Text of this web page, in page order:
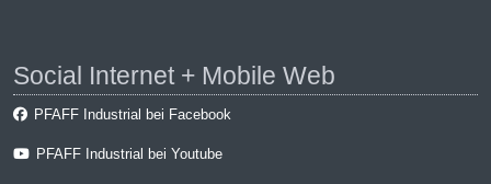
Social Internet + Mobile Web
PFAFF Industrial bei Facebook
PFAFF Industrial bei Youtube